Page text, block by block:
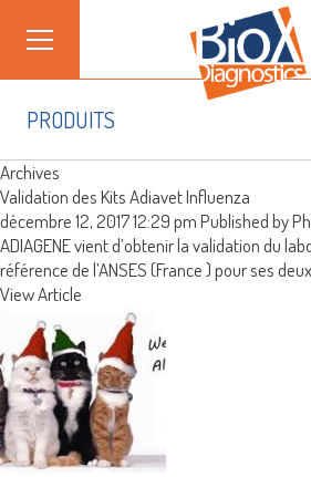
PRODUITS
Archives
Validation des Kits Adiavet Influenza
décembre 12, 2017 12:29 pmPublished by
ADIAGENE vient d’obtenir la validation du
référence de l’ANSES (France ) pour ses
View Article